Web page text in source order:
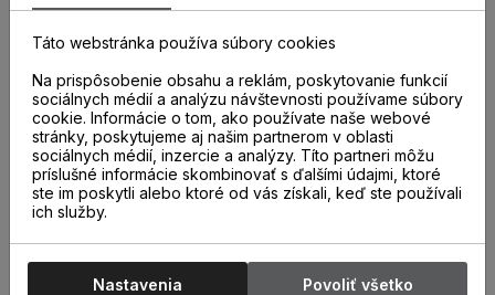
správne a kvalitne nainštalovaných parketových líšt. Ich
použitie nielen urýchľuje montáž líšt, ale aj chráni miesta
spojov pred poškodením.
Táto webstránka používa súbory cookies
Na prispôsobenie obsahu a reklám, poskytovanie funkcií
sociálnych médií a analýzu návštevnosti používame súbory
cookie. Informácie o tom, ako používate naše webové
stránky, poskytujeme aj našim partnerom v oblasti
sociálnych médií, inzercie a analýzy. Títo partneri môžu
príslušné informácie skombinovať s ďalšími údajmi, ktoré
ste im poskytli alebo ktoré od vás získali, keď ste používali
ich služby.
Nastavenia Povoliť všetko